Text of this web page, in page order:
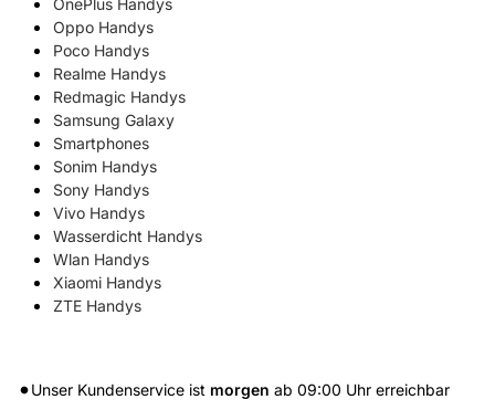
OnePlus Handys
Oppo Handys
Poco Handys
Realme Handys
Redmagic Handys
Samsung Galaxy
Smartphones
Sonim Handys
Sony Handys
Vivo Handys
Wasserdicht Handys
Wlan Handys
Xiaomi Handys
ZTE Handys
Unser Kundenservice ist morgen ab 09:00 Uhr erreichbar